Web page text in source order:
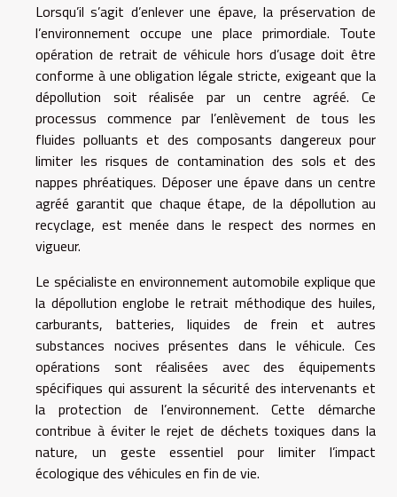
Lorsqu’il s’agit d’enlever une épave, la préservation de
l’environnement occupe une place primordiale. Toute
opération de retrait de véhicule hors d’usage doit être
conforme à une obligation légale stricte, exigeant que la
dépollution soit réalisée par un centre agréé. Ce
processus commence par l’enlèvement de tous les
fluides polluants et des composants dangereux pour
limiter les risques de contamination des sols et des
nappes phréatiques. Déposer une épave dans un centre
agréé garantit que chaque étape, de la dépollution au
recyclage, est menée dans le respect des normes en
vigueur.
Le spécialiste en environnement automobile explique que
la dépollution englobe le retrait méthodique des huiles,
carburants, batteries, liquides de frein et autres
substances nocives présentes dans le véhicule. Ces
opérations sont réalisées avec des équipements
spécifiques qui assurent la sécurité des intervenants et
la protection de l’environnement. Cette démarche
contribue à éviter le rejet de déchets toxiques dans la
nature, un geste essentiel pour limiter l’impact
écologique des véhicules en fin de vie.